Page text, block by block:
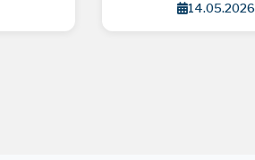
14.05.2026